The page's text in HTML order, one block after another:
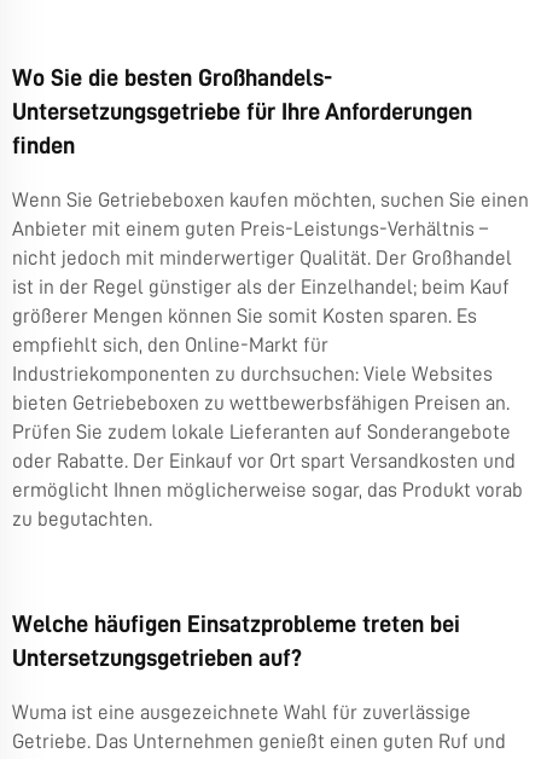
Wo Sie die besten Großhandels-
Untersetzungsgetriebe für Ihre Anforderungen
finden
Wenn Sie Getriebeboxen kaufen möchten, suchen Sie einen
Anbieter mit einem guten Preis-Leistungs-Verhältnis –
nicht jedoch mit minderwertiger Qualität. Der Großhandel
ist in der Regel günstiger als der Einzelhandel; beim Kauf
größerer Mengen können Sie somit Kosten sparen. Es
empfiehlt sich, den Online-Markt für
Industriekomponenten zu durchsuchen: Viele Websites
bieten Getriebeboxen zu wettbewerbsfähigen Preisen an.
Prüfen Sie zudem lokale Lieferanten auf Sonderangebote
oder Rabatte. Der Einkauf vor Ort spart Versandkosten und
ermöglicht Ihnen möglicherweise sogar, das Produkt vorab
zu begutachten.
Welche häufigen Einsatzprobleme treten bei
Untersetzungsgetrieben auf?
Wuma ist eine ausgezeichnete Wahl für zuverlässige
Getriebe. Das Unternehmen genießt einen guten Ruf und